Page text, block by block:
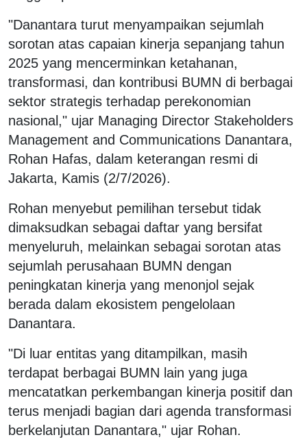
"Danantara turut menyampaikan sejumlah
sorotan atas capaian kinerja sepanjang tahun
2025 yang mencerminkan ketahanan,
transformasi, dan kontribusi BUMN di berbagai
sektor strategis terhadap perekonomian
nasional," ujar Managing Director Stakeholders
Management and Communications Danantara,
Rohan Hafas, dalam keterangan resmi di
Jakarta, Kamis (2/7/2026).
Rohan menyebut pemilihan tersebut tidak
dimaksudkan sebagai daftar yang bersifat
menyeluruh, melainkan sebagai sorotan atas
sejumlah perusahaan BUMN dengan
peningkatan kinerja yang menonjol sejak
berada dalam ekosistem pengelolaan
Danantara.
"Di luar entitas yang ditampilkan, masih
terdapat berbagai BUMN lain yang juga
mencatatkan perkembangan kinerja positif dan
terus menjadi bagian dari agenda transformasi
berkelanjutan Danantara," ujar Rohan.